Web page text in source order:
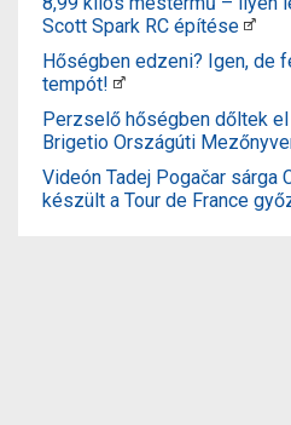
Scott Spark RC építése
Hőségben edzeni? Igen, de
tempót!
Perzselő hőségben dőltek
Brigetio Országúti
Videón Tadej Pogačar sárga
készült a Tour de France